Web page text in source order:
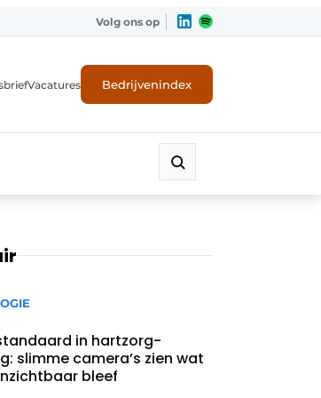
Volg ons op
Vacatures Bedrijvenindex
in hartzorg-
slimme camera’s zien wat
bleef